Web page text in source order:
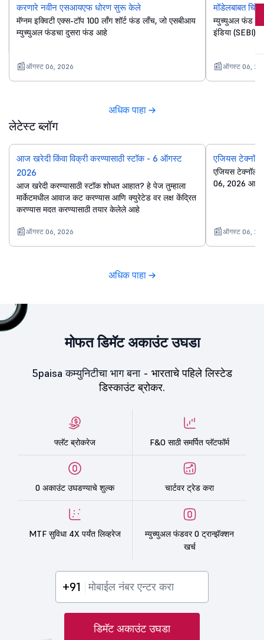
आता गुंतवा
करणारे नवीन एसआयएफ धोरण सुरू केले
मॅग्नम इक्विटी एक्स-टॉप 100 लॉंग शॉर्ट फंड लाँच, जो एसबीआय
म्युच्युअल फंडचा दुसरा फंड आहे
ऑगस्ट 06, 2026
मॉडेलबाबत
म्युच्युअल फंड
इंडिया (SEBI)
ऑगस्ट 06,
अधिक पाहा
लेटेस्ट ब्लॉग
आज खरेदी किंवा विक्री करण्यासाठी स्टॉक - 6 ऑगस्ट
2026
आज खरेदी करण्यासाठी स्टॉक शोधत आहात? हे पेज तुम्हाला
मार्केटमधील आवाज कट करण्यास आणि क्युरेटेड वर लक्ष केंद्रित
करण्यास मदत करण्यासाठी तयार केलेले आहे
ऑगस्ट 06, 2026
एजियस
एजियस
06, 2026 आहे.
ऑगस्ट 06,
अधिक पाहा
मोफत डिमॅट अकाउंट उघडा
5paisa कम्युनिटीचा भाग बना - भारताचे पहिले लिस्टेड
डिस्काउंट ब्रोकर.
फ्लॅट ब्रोकरेज F&O साठी समर्पित प्लॅटफॉर्म
0 अकाउंट उघडण्याचे शुल्क चार्टवर ट्रेड करा
MTF सुविधा 4X पर्यंत लिव्हरेज
म्युच्युअल फंडवर 0 ट्रान्झॅक्शन
खर्च
+91
डिमॅट अकाउंट उघडा